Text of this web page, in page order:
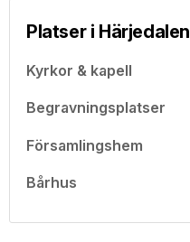
Platser i Härjedalen
Kyrkor & kapell
Begravningsplatser
Församlingshem
Bårhus